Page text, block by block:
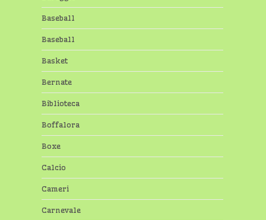
Baseball
Baseball
Basket
Bernate
Biblioteca
Boffalora
Boxe
Calcio
Cameri
Carnevale